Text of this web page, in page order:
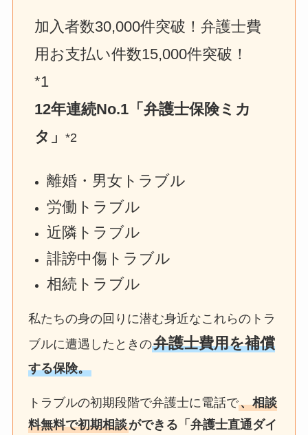
加入者数30,000件突破！弁護士費
用お支払い件数15,000件突破！
*1
12年連続No.1「弁護士保険ミカ
タ」*2
離婚・男女トラブル
労働トラブル
近隣トラブル
誹謗中傷トラブル
相続トラブル
私たちの身の回りに潜む身近なこれらのトラ
ブルに遭遇したときの弁護士費用を補償
する保険。
トラブルの初期段階で弁護士に電話で、相談
料無料で初期相談ができる「弁護士直通ダイ